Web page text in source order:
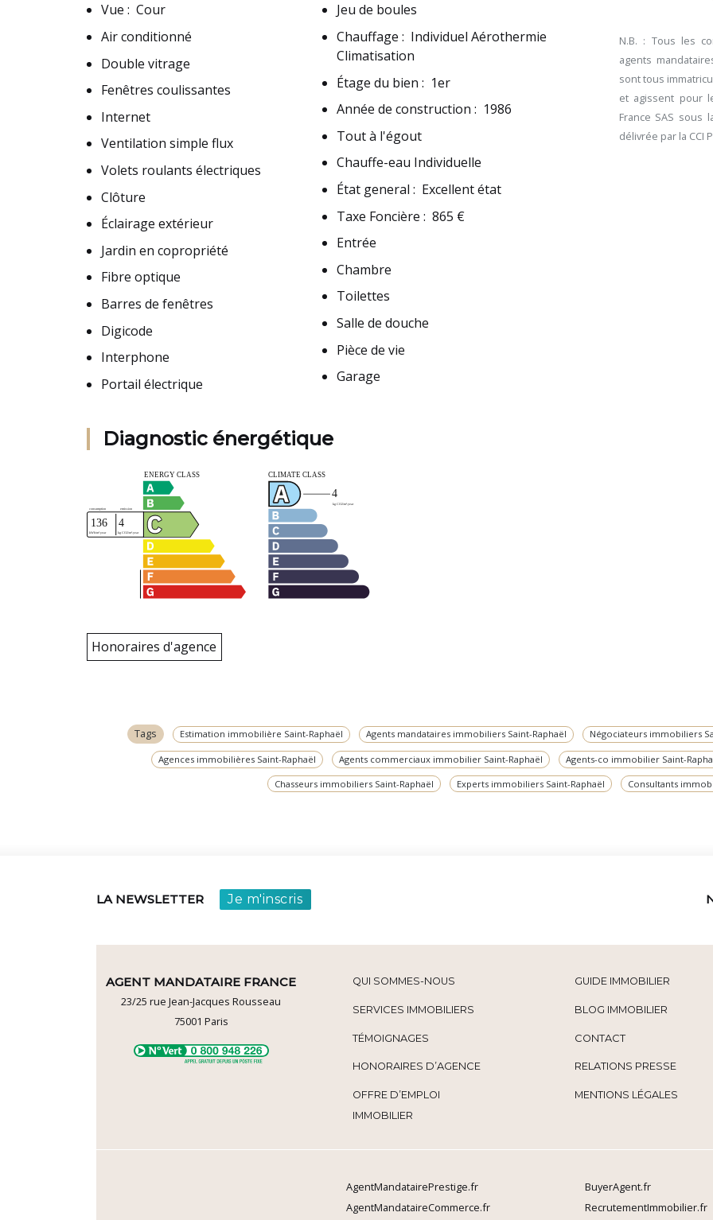
Vue : Cour
Air conditionné
Double vitrage
Fenêtres coulissantes
Internet
Ventilation simple flux
Volets roulants électriques
Clôture
Éclairage extérieur
Jardin en copropriété
Fibre optique
Barres de fenêtres
Digicode
Interphone
Portail électrique
Jeu de boules
Chauffage : Individuel Aérothermie
Climatisation
Étage du bien : 1er
Année de construction : 1986
Tout à l'égout
Chauffe-eau Individuelle
État general : Excellent état
Taxe Foncière :865 €
Entrée
Chambre
Toilettes
Salle de douche
Pièce de vie
Garage
Diagnostic énergétique
Honoraires d'agence
N.B. : Tous les
agents
sont tous
et agissent pour
France SAS sous
délivrée par la CCI
Tags Estimation immobilière Saint-Raphaël Agents mandataires immobiliers Saint-Raphaël Négociateurs immobiliers
Agences immobilières Saint-Raphaël Agents commerciaux immobilier Saint-Raphaël Agents-co immobilier Saint-
Chasseurs immobiliers Saint-Raphaël Experts immobiliers Saint-Raphaël Consultants
LA NEWSLETTER Je m'inscris
AGENT MANDATAIRE FRANCE
23/25 rue Jean-Jacques Rousseau
75001 Paris
QUI SOMMES-NOUS
SERVICES IMMOBILIERS
TÉMOIGNAGES
HONORAIRES D’AGENCE
OFFRE D’EMPLOI
IMMOBILIER
GUIDE IMMOBILIER
BLOG IMMOBILIER
CONTACT
RELATIONS PRESSE
MENTIONS LÉGALES
AgentMandatairePrestige.fr
AgentMandataireCommerce.fr
BuyerAgent.fr
RecrutementImmobilier.fr